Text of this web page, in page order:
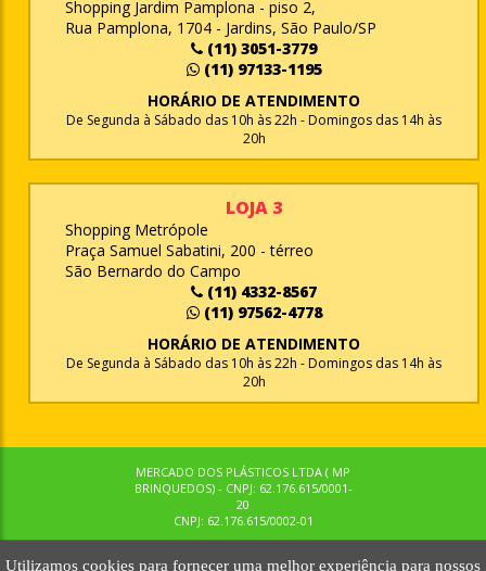
Utilizamos cookies para fornecer uma melhor experiência para nossos
Shopping Jardim Pamplona - piso 2,
Rua Pamplona, 1704 - Jardins, São Paulo/SP
(11) 3051-3779
(11) 97133-1195
HORÁRIO DE ATENDIMENTO
De Segunda à Sábado das 10h às 22h - Domingos das 14h às
20h
LOJA 3
Shopping Metrópole
Praça Samuel Sabatini, 200 - térreo
São Bernardo do Campo
(11) 4332-8567
(11) 97562-4778
HORÁRIO DE ATENDIMENTO
De Segunda à Sábado das 10h às 22h - Domingos das 14h às
20h
MERCADO DOS PLÁSTICOS LTDA ( MP
BRINQUEDOS) - CNPJ: 62.176.615/0001-
20
CNPJ: 62.176.615/0002-01